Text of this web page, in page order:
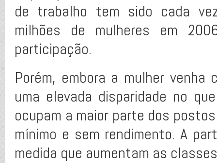
de trabalho tem sido cada
milhões de mulheres em
participação.
Porém, embora a mulher
uma elevada disparidade no
ocupam a maior parte dos
mínimo e sem rendimento. A
medida que aumentam as